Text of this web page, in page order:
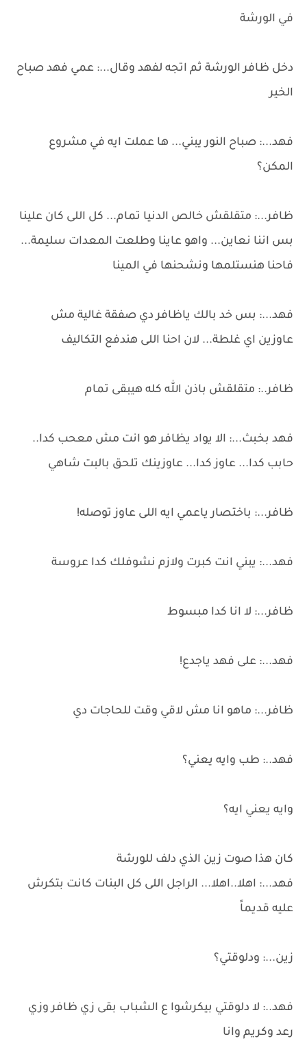
في الورشة
دخل ظافر الورشة ثم اتجه لفهد وقال...: عمي فهد صباح
الخير
فهد...: صباح النور يبني... ها عملت ايه في مشروع
المكن؟
ظافر...: متقلقش خالص الدنيا تمام... كل اللى كان علينا
بس اننا نعاين... واهو عاينا وطلعت المعدات سليمة...
فاحنا هنستلمها ونشحنها في المينا
فهد...: بس خد بالك ياظافر دي صفقة غالية مش
عاوزين اي غلطة... لان احنا اللى هندفع التكاليف
ظافر..: متقلقش باذن الله كله هيبقى تمام
فهد بخبث...: الا يواد يظافر هو انت مش معحب كدا..
حابب كدا... عاوز كدا... عاوزينك تلحق بالبت شاهي
ظافر...: باختصار ياعمي ايه اللى عاوز توصله!
فهد...: يبني انت كبرت ولازم نشوفلك كدا عروسة
ظافر...: لا انا كدا مبسوط
فهد...: على فهد ياجدع!
ظافر...: ماهو انا مش لاقي وقت للحاجات دي
فهد..: طب وايه يعني؟
وايه يعني ايه؟
كان هذا صوت زين الذي دلف للورشة
فهد...: اهلا..اهلا... الراجل اللى كل البنات كانت بتكرش
عليه قديماً
زين...: ودلوقتي؟
فهد..: لا دلوقتي بيكرشوا ع الشباب بقى زي ظافر وزي
رعد وكريم وانا